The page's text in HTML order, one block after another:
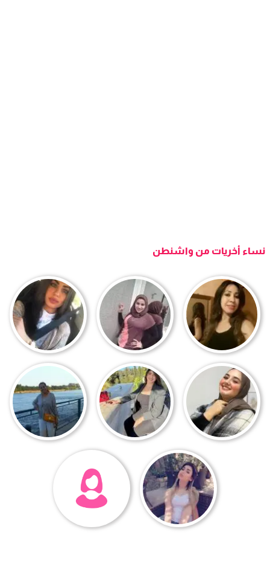
نساء أخريات من واشنطن